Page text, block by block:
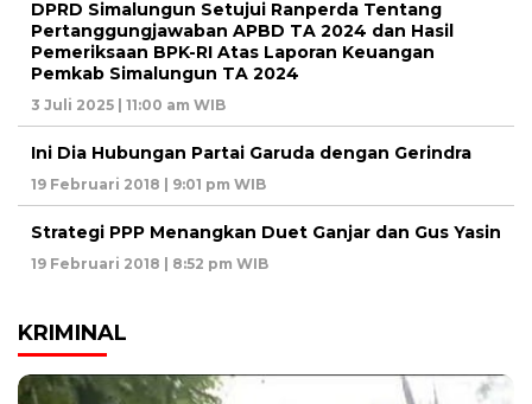
DPRD Simalungun Setujui Ranperda Tentang
Pertanggungjawaban APBD TA 2024 dan Hasil
Pemeriksaan BPK-RI Atas Laporan Keuangan
Pemkab Simalungun TA 2024
3 Juli 2025 | 11:00 am WIB
Ini Dia Hubungan Partai Garuda dengan Gerindra
19 Februari 2018 | 9:01 pm WIB
Strategi PPP Menangkan Duet Ganjar dan Gus Yasin
19 Februari 2018 | 8:52 pm WIB
KRIMINAL